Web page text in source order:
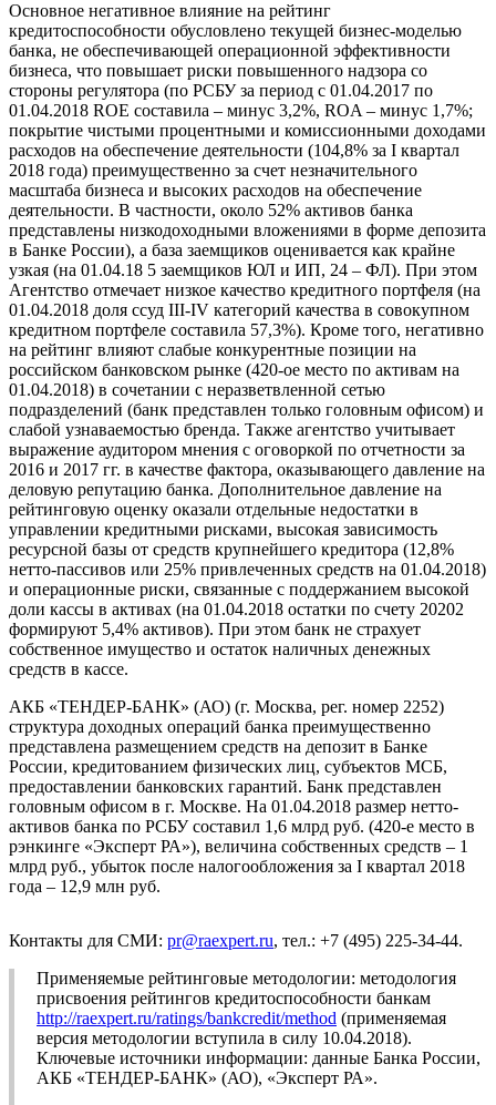
Основное негативное влияние на рейтинг
кредитоспособности обусловлено текущей бизнес-моделью
банка, не обеспечивающей операционной эффективности
бизнеса, что повышает риски повышенного надзора со
стороны регулятора (по РСБУ за период с 01.04.2017 по
01.04.2018 ROE составила – минус 3,2%, ROA – минус 1,7%;
покрытие чистыми процентными и комиссионными доходами
расходов на обеспечение деятельности (104,8% за I квартал
2018 года) преимущественно за счет незначительного
масштаба бизнеса и высоких расходов на обеспечение
деятельности. В частности, около 52% активов банка
представлены низкодоходными вложениями в форме депозита
в Банке России), а база заемщиков оценивается как крайне
узкая (на 01.04.18 5 заемщиков ЮЛ и ИП, 24 – ФЛ). При этом
Агентство отмечает низкое качество кредитного портфеля (на
01.04.2018 доля ссуд III-IV категорий качества в совокупном
кредитном портфеле составила 57,3%). Кроме того, негативно
на рейтинг влияют слабые конкурентные позиции на
российском банковском рынке (420-ое место по активам на
01.04.2018) в сочетании с неразветвленной сетью
подразделений (банк представлен только головным офисом) и
слабой узнаваемостью бренда. Также агентство учитывает
выражение аудитором мнения с оговоркой по отчетности за
2016 и 2017 гг. в качестве фактора, оказывающего давление на
деловую репутацию банка. Дополнительное давление на
рейтинговую оценку оказали отдельные недостатки в
управлении кредитными рисками, высокая зависимость
ресурсной базы от средств крупнейшего кредитора (12,8%
нетто-пассивов или 25% привлеченных средств на 01.04.2018)
и операционные риски, связанные с поддержанием высокой
доли кассы в активах (на 01.04.2018 остатки по счету 20202
формируют 5,4% активов). При этом банк не страхует
собственное имущество и остаток наличных денежных
средств в кассе.
АКБ «ТЕНДЕР-БАНК» (АО) (г. Москва, рег. номер 2252)
структура доходных операций банка преимущественно
представлена размещением средств на депозит в Банке
России, кредитованием физических лиц, субъектов МСБ,
предоставлении банковских гарантий. Банк представлен
головным офисом в г. Москве. На 01.04.2018 размер нетто-
активов банка по РСБУ составил 1,6 млрд руб. (420-е место в
рэнкинге «Эксперт РА»), величина собственных средств – 1
млрд руб., убыток после налогообложения за I квартал 2018
года – 12,9 млн руб.
Контакты для СМИ: pr@raexpert.ru, тел.: +7 (495) 225-34-44.
Применяемые рейтинговые методологии: методология
присвоения рейтингов кредитоспособности банкам
http://raexpert.ru/ratings/bankcredit/method (применяемая
версия методологии вступила в силу 10.04.2018).
Ключевые источники информации: данные Банка России,
АКБ «ТЕНДЕР-БАНК» (АО), «Эксперт РА».